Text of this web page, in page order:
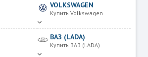
VOLKSWAGEN
Купить Volkswagen
ВАЗ (LADA)
Купить ВАЗ (LADA)